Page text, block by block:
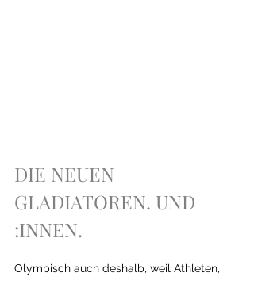
DIE NEUEN
GLADIATOREN. UND
:INNEN.
Olympisch auch deshalb, weil Athleten,